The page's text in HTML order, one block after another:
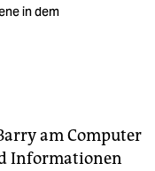
in dem
am Computer
Informationen